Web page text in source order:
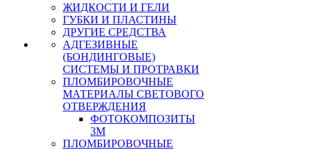
ЖИДКОСТИ И ГЕЛИ
ГУБКИ И ПЛАСТИНЫ
ДРУГИЕ СРЕДСТВА
АДГЕЗИВНЫЕ
(БОНДИНГОВЫЕ)
СИСТЕМЫ И ПРОТРАВКИ
ПЛОМБИРОВОЧНЫЕ
МАТЕРИАЛЫ СВЕТОВОГО
ОТВЕРЖДЕНИЯ
ФОТОКОМПОЗИТЫ
3М
ПЛОМБИРОВОЧНЫЕ